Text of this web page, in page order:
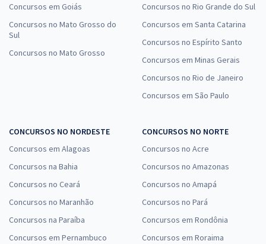
Concursos em Goiás
Concursos no Mato Grosso do
Sul
Concursos no Mato Grosso
Concursos no Rio Grande do Sul
Concursos em Santa Catarina
Concursos no Espírito Santo
Concursos em Minas Gerais
Concursos no Rio de Janeiro
Concursos em São Paulo
CONCURSOS NO NORDESTE
Concursos em Alagoas
Concursos na Bahia
Concursos no Ceará
Concursos no Maranhão
Concursos na Paraíba
Concursos em Pernambuco
CONCURSOS NO NORTE
Concursos no Acre
Concursos no Amazonas
Concursos no Amapá
Concursos no Pará
Concursos em Rondônia
Concursos em Roraima